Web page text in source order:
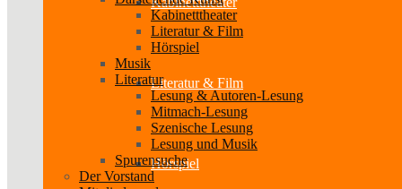
Literatur & Film
Hörspiel
Kabinetttheater
Literatur & Film
Hörspiel
Musik
Literatur
Lesung & Autoren-Lesung
Mitmach-Lesung
Szenische Lesung
Lesung und Musik
Spurensuche
Der Vorstand